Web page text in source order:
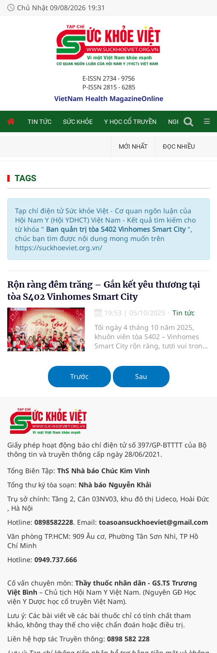
Chủ Nhật 09/08/2026 19:31
E-ISSN 2734 - 9756
P-ISSN 2815 - 6285
VietNam Health MagazineOnline
TIN TỨC SỨC KHỎE Y HỌC CỔ TRUYỀN NGHIÊN CỨU
MỚI NHẤT ĐỌC NHIỀU
TAGS
Tạp chí điện tử Sức khỏe Việt - Cơ quan ngôn luận của
Hội Nam Y (Hội YDHCT) Việt Nam - Kết quả tìm kiếm cho
từ khóa " Ban quản trị tòa S402 Vinhomes Smart City ",
chúc bạn tìm được nội dung mong muốn trên
https://suckhoeviet.org.vn/
Rộn ràng đêm trăng – Gắn kết yêu thương tại
tòa S402 Vinhomes Smart City
19:53 | 05/10/2025
Tin tức
Tối ngày 4 tháng 10 năm 2025,
khuôn viên tòa S402 – Vinhomes
Smart City rộn ràng, tươi vui trong
ràng đêm trăng – Tung tăng rước
đèn”, do Ban quản trị tòa nhà S402
tổ chức. Chương trình đã mang
Trước Sau
Giấy phép hoạt động báo chí điện tử số 397/GP-BTTTT của Bộ
thông tin và truyền thông cấp ngày 28/06/2021.
Tổng Biên Tập: ThS Nhà báo Chúc Kim Vinh
Tổng thư ký tòa soạn: Nhà báo Nguyễn Khải
Trụ sở chính: Tầng 2, Căn 03NV03, khu đô thị Lideco, Hoài Đức
, Hà Nội
Hotline: 0898582228. Email: toasoansuckhoeviet@gmail.com
Văn phòng TP.HCM: 909 Âu cơ, Phường Tân Sơn Nhì, TP Hồ
Chí Minh
Hotline: 0949.737.666
Cố vấn chuyên môn: Thầy thuốc nhân dân - GS.TS Trương
Việt Bình – Chủ tịch Hội Nam Y Việt Nam. (Nguyên GĐ Học
viện Y Dược học cổ truyền Việt Nam).
Lưu ý: Các bài viết về các bài thuốc chỉ có tính chất tham
khảo, không thay thế cho việc chẩn đoán hoặc điều trị.
Liên hệ hợp tác Truyền thông: 0898 582 228